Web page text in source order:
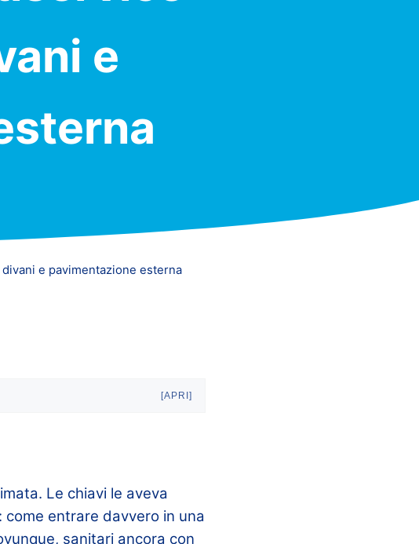
e
e pavimentazione esterna
[APRI]
Le chiavi le aveva
entrare davvero in una
sanitari ancora con